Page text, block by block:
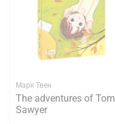
Марк Твен
The adventures of Tom
Sawyer